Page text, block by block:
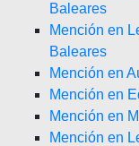
Baleares
Mención en
Baleares
Mención en
Mención en
Mención en
Mención en